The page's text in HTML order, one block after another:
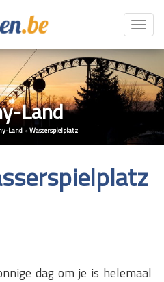
Land
Land»Wasserspielplatz
dag om je is helemaal